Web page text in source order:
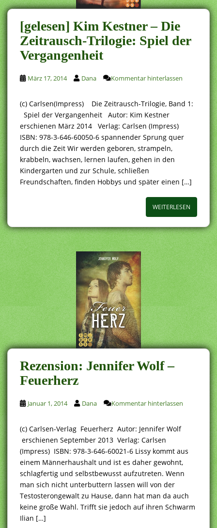
[gelesen] Kim Kestner – Die
Zeitrausch-Trilogie: Spiel der
Vergangenheit
März 17, 2014 Dana Kommentar hinterlassen
(c) Carlsen(Impress) Die Zeitrausch-Trilogie, Band 1:
Spiel der Vergangenheit Autor: Kim Kestner
erschienen März 2014 Verlag: Carlsen (Impress)
ISBN: 978-3-646-60050-6 spannender Sprung quer
durch die Zeit Wir werden geboren, strampeln,
krabbeln, wachsen, lernen laufen, gehen in den
Kindergarten und zur Schule, schließen
Freundschaften, finden Hobbys und später einen […]
WEITERLESEN
Rezension: Jennifer Wolf –
Feuerherz
Januar 1, 2014 Dana Kommentar hinterlassen
(c) Carlsen-Verlag Feuerherz Autor: Jennifer Wolf
erschienen September 2013 Verlag: Carlsen
(Impress) ISBN: 978-3-646-60021-6 Lissy kommt aus
einem Männerhaushalt und ist es daher gewohnt,
schlagfertig und selbstbewusst aufzutreten. Wenn
man sich nicht unterbuttern lassen will von der
Testosterongewalt zu Hause, dann hat man da auch
keine große Wahl. Trifft sie jedoch auf ihren Schwarm
Ilian […]